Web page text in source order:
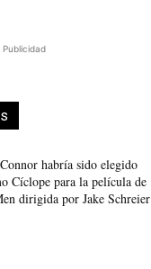
Publicidad
habría sido elegido
Cíclope para la película de
dirigida por Jake Schreier